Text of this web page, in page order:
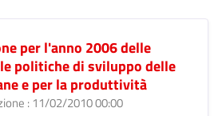
per l'anno 2006 delle
politiche di sviluppo delle
e per la produttività
: 11/02/2010 00:00